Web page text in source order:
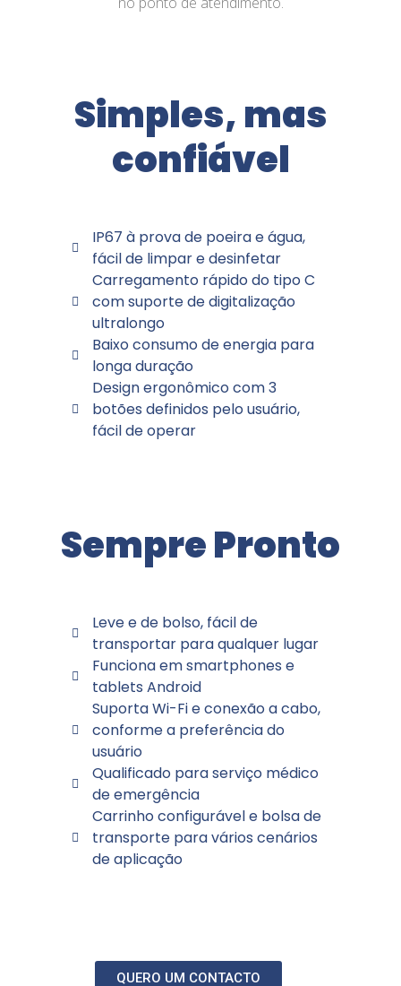
Simples, mas
confiável
IP67 à prova de poeira e água,
fácil de limpar e desinfetar
Carregamento rápido do tipo C
com suporte de digitalização
ultralongo
Baixo consumo de energia para
longa duração
Design ergonômico com 3
botões definidos pelo usuário,
fácil de operar
Sempre Pronto
Leve e de bolso, fácil de
transportar para qualquer lugar
Funciona em smartphones e
tablets Android
Suporta Wi-Fi e conexão a cabo,
conforme a preferência do
usuário
Qualificado para serviço médico
de emergência
Carrinho configurável e bolsa de
transporte para vários cenários
de aplicação
QUERO UM CONTACTO